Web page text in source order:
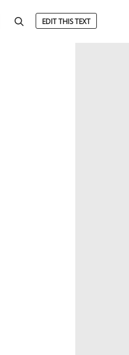
EDIT THIS TEXT